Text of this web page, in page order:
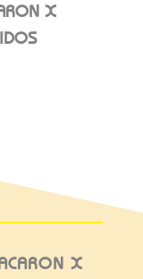
X
X